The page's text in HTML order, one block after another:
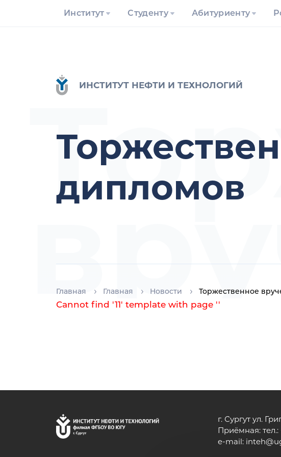
Институт Студенту Абитуриенту
ИНСТИТУТ НЕФТИ И ТЕХНОЛОГИЙ
дипломов
Главная Главная Новости Торжественное
Cannot find '11' template with page ''
г. Сургут ул.
Приёмная: тел.:
e-mail: